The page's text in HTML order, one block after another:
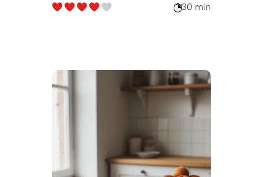
30 min